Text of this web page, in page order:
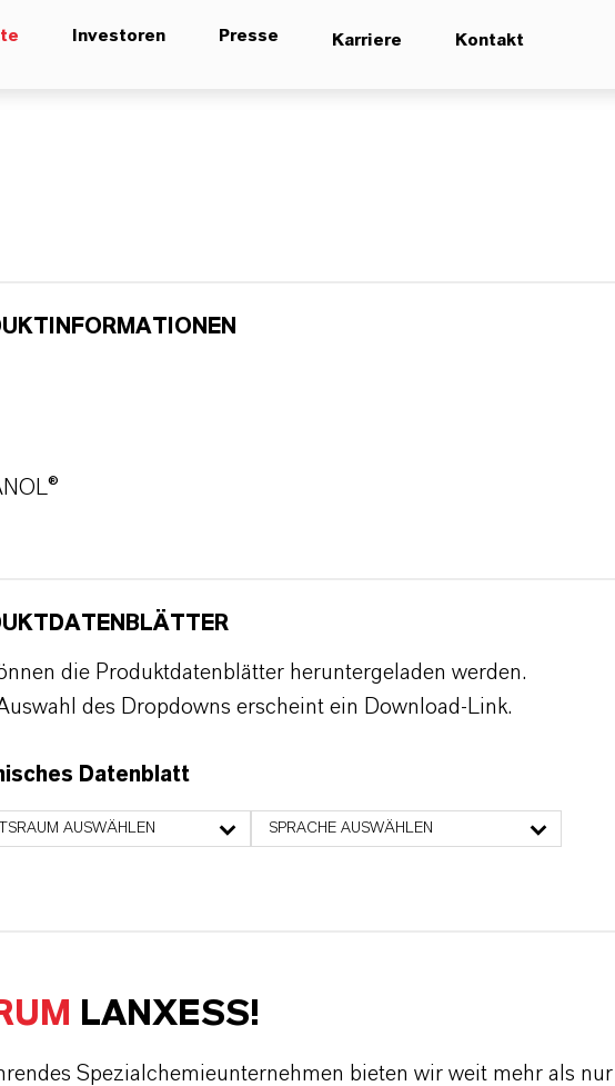
Investoren Presse Karriere Kontakt
die Produktdatenblätter heruntergeladen werden.
des Dropdowns erscheint ein Download-Link.
Datenblatt
AUSWÄHLEN SPRACHE AUSWÄHLEN
LANXESS!
Spezialchemieunternehmen bieten wir weit mehr als